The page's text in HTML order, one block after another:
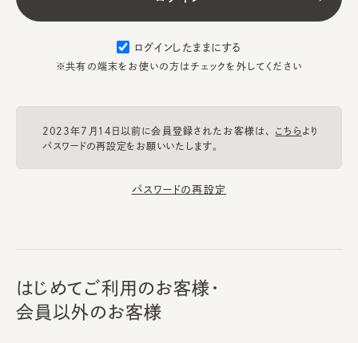
ログインしたままにする
※共有の端末をお使いの方はチェックを外してください
2023年7月14日以前に会員登録されたお客様は、 こちらより
パスワードの再設定をお願いいたします。
パスワードの再設定
はじめてご利用のお客様・
会員以外のお客様